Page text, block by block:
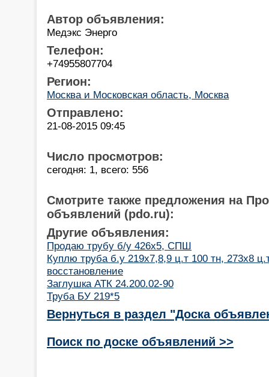
Автор объявления:
Медэкс Энерго
Телефон:
+74955807704
Регион:
Москва и Московская область, Москва
Отправлено:
21-08-2015 09:45
Число просмотров:
сегодня: 1, всего: 556
Смотрите также предложения на
объявлений (pdo.ru):
Другие объявления:
Продаю трубу б/у 426х5, СПШ
Куплю труба б.у 219х7,8,9 ц.т 100 тн, 273x8
восстановление
Заглушка АТК 24.200.02-90
Труба БУ 219*5
Вернуться в раздел "Доска
Поиск по доске объявлений >>